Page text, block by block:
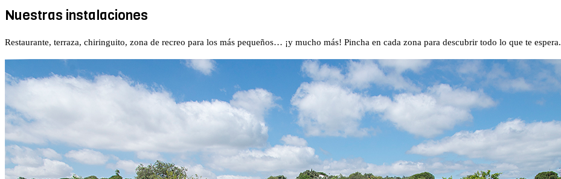
Nuestras instalaciones
Restaurante, terraza, chiringuito, zona de recreo para los más pequeños… ¡y mucho más! Pincha en cada zona para descubrir todo lo que te espera.